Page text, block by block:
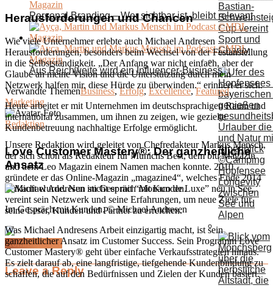
Bastian-
Cup vereint
Sport und
Charity
Longevity
zwischen
See und
Alpen
Herausforderungen und Chancen
Wie viele Unternehmer erlebte auch Michael Andresen
Herausforderungen, besonders beim Wechsel von der Festanstellung
in die Selbstständigkeit. „Der Anfang war nicht einfach, aber der
Glaube an meine Vision und die Unterstützung durch mein
Netzwerk halfen mir, diese Hürde zu überwinden.“ erinnert er sich.
Heute arbeitet er mit Unternehmen im deutschsprachigen Raum und
international zusammen, um ihnen zu zeigen, wie gezielte
Kundenbetreuung nachhaltige Erfolge ermöglicht.
Love Customer Mastery®: Der ganzheitliche
Ansatz
Im Gespräch mit Kunden. © Michael Andresen
Was Michael Andresens Arbeit einzigartig macht, ist sein
ganzheitlicher Ansatz im Customer Success. Sein Programm Love
Customer Mastery® geht über einfache Verkaufsstrategien hinaus.
Es zielt darauf ab, eine langfristige, tiefgehende Kundenbindung zu
schaffen, die auf den Bedürfnissen und Zielen der Kunden basiert.
Personal Branding – Wer sichtbar ist, bleibt relevant
Aus Reichweite wird ein Influencer-Business
Verwandte ThemenBusiness,Erfolg, Excellence,Featured,
Marketing
Redaktion
Unsere Redaktion wird geleitet von Chefredakteur Markus Mensch,
der sich schon als Redakteur für Munichs Best, dem blu Magazin
und dem Leo Magazin einem Namen machen konnte. 2010
gründete er das Online-Magazin „magazine4“, welches Ende 2014
verkauft wurde. Nun sticht er mit “Monaco de Luxe” neu in See,
vereint sein Netzwerk und seine Erfahrungen, um neue Ziele für
seine Leser, Kunden und Partner zu erreichen.
Kommentieren
Leave a Reply